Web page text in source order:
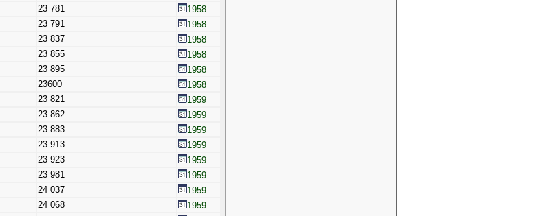
23 781
1958
23 791
1958
23 837
1958
23 855
1958
23 895
1958
23600
1958
23 821
1959
23 862
1959
23 883
1959
23 913
1959
23 923
1959
23 981
1959
24 037
1959
24 068
1959